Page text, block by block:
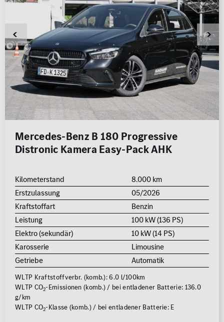
Mercedes-Benz B 180 Progressive
Distronic Kamera Easy-Pack AHK
Kilometerstand
8.000 km
Erstzulassung
05/2026
Kraftstoffart
Benzin
Leistung
100 kW (136 PS)
Elektro (sekundär)
10 kW (14 PS)
Karosserie
Limousine
Getriebe
Automatik
WLTP Kraftstoffverbr. (komb.): 6.0 l/100km
WLTP CO2-Emissionen (komb.) / bei entladener Batterie: 136.0
g/km
WLTP CO2-Klasse (komb.) / bei entladener Batterie: E